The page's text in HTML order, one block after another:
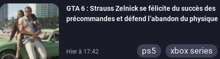
GTA 6 : Strauss Zelnick se félicite du succès des
précommandes et défend l’abandon du physique
Hier à 17:42 ps5 xbox series